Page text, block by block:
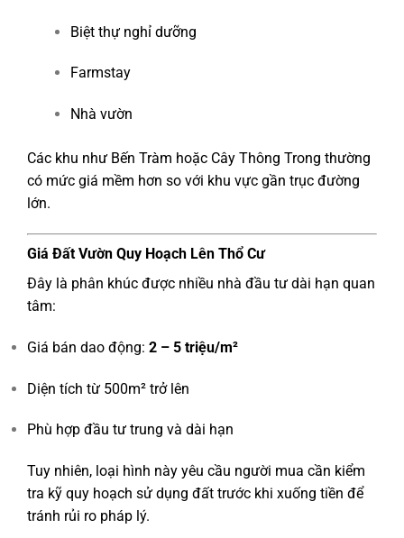
Biệt thự nghỉ dưỡng
Farmstay
Nhà vườn
Các khu như Bến Tràm hoặc Cây Thông Trong thường
có mức giá mềm hơn so với khu vực gần trục đường
lớn.
Giá Đất Vườn Quy Hoạch Lên Thổ Cư
Đây là phân khúc được nhiều nhà đầu tư dài hạn quan
tâm:
Giá bán dao động: 2 – 5 triệu/m²
Diện tích từ 500m² trở lên
Phù hợp đầu tư trung và dài hạn
Tuy nhiên, loại hình này yêu cầu người mua cần kiểm
tra kỹ quy hoạch sử dụng đất trước khi xuống tiền để
tránh rủi ro pháp lý.